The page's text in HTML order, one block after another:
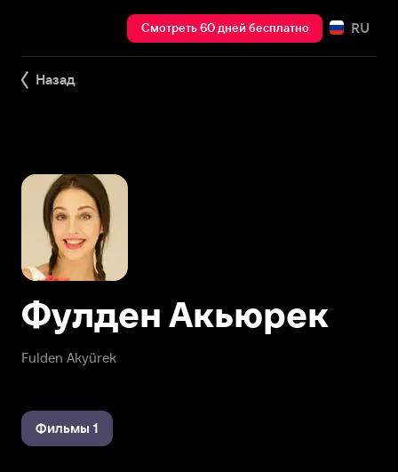
Смотреть 60 дней бесплатно RU
Назад
Fulden Akyürek
Фулден Акьюрек
Фильмы 1